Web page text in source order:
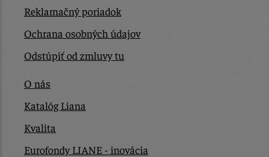
Reklamačný poriadok
Ochrana osobných údajov
Odstúpiť od zmluvy tu
O nás
Katalóg Liana
Kvalita
Eurofondy LIANE - inovácia